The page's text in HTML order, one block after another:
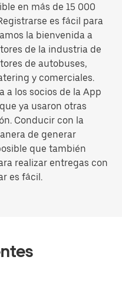
en más de 15 000
es fácil para
la bienvenida a
de la industria de
de autobuses,
y comerciales.
a los socios de la App
ya usaron otras
Conducir con la
de generar
que también
realizar entregas con
es fácil.